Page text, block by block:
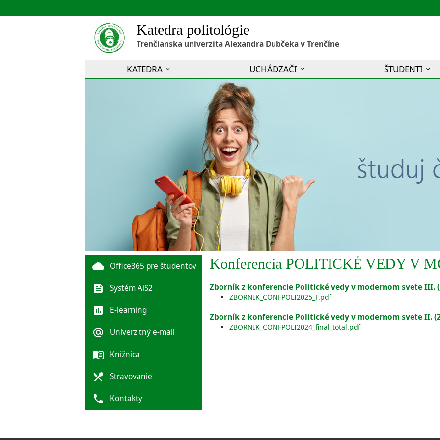
Katedra politológie
Trenčianska univerzita Alexandra Dubčeka v Trenčíne
KATEDRA UCHÁDZAČI ŠTUDENTI
Konferencia POLITICKÉ VEDY V
Zborník z konferencie Politické vedy v modernom svete III.
ZBORNIK_CONFPOLI2025_F.pdf
Zborník z konferencie Politické vedy v modernom svete II.
ZBORNIK_CONFPOLI2024_final_total.pdf
cloud Office365 pre študentov
feed Systém AiS2
poll E-learning
alternate_email Univerzitný e-mail
menu_book Knižnica
local_dining Stravovanie
phone Kontakty